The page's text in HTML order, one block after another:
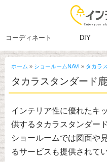
コーディネート DIY
ホーム » ショールームNAVI » タカラ
タカラスタンダード
インテリア性に優れたキ
供するタカラスタンダー
ショールームでは図面や
るサービスも提供されて